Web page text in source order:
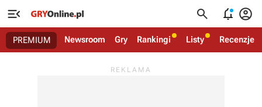
   
PREMIUM Newsroom Gry Rankingi Listy Recenzje